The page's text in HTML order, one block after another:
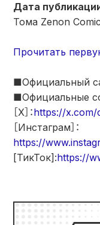
Дата
Тома Zenon
Прочитать
■Официальный
■Официальные
［X］：https://x.com/
［Инстаграм］：
https://
[ТикТок]:https://